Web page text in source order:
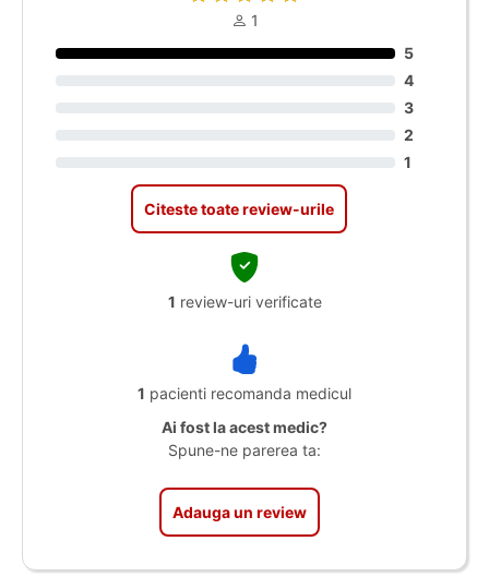
1
5
4
3
2
1
Citeste toate review-urile
1 review-uri verificate
1 pacienti recomanda medicul
Ai fost la acest medic?
Spune-ne parerea ta:
Adauga un review